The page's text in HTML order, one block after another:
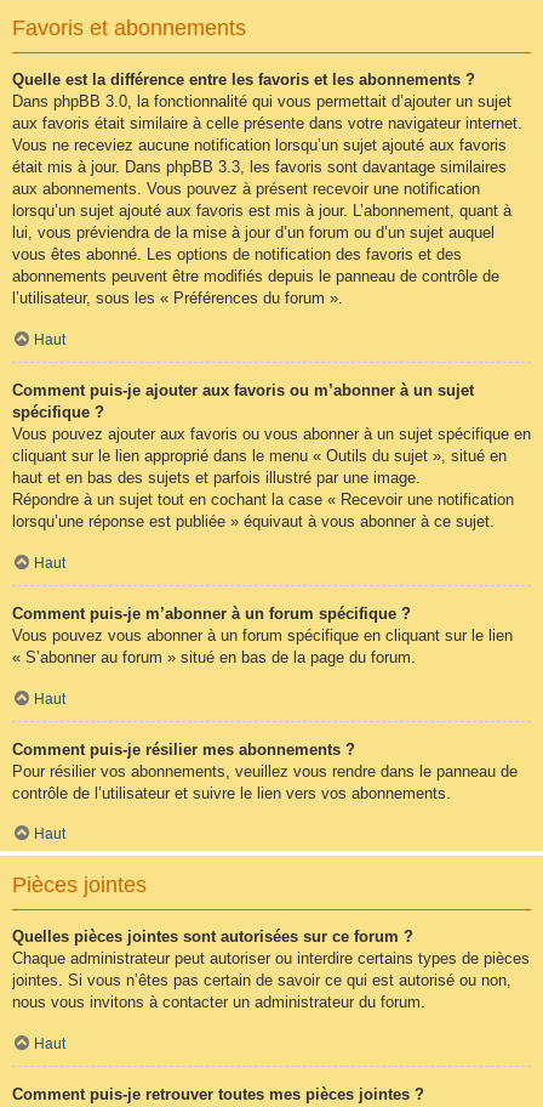
Favoris et abonnements
Quelle est la différence entre les favoris et les abonnements ?
Dans phpBB 3.0, la fonctionnalité qui vous permettait d’ajouter un sujet
aux favoris était similaire à celle présente dans votre navigateur internet.
Vous ne receviez aucune notification lorsqu’un sujet ajouté aux favoris
était mis à jour. Dans phpBB 3.3, les favoris sont davantage similaires
aux abonnements. Vous pouvez à présent recevoir une notification
lorsqu’un sujet ajouté aux favoris est mis à jour. L’abonnement, quant à
lui, vous préviendra de la mise à jour d’un forum ou d’un sujet auquel
vous êtes abonné. Les options de notification des favoris et des
abonnements peuvent être modifiés depuis le panneau de contrôle de
l’utilisateur, sous les « Préférences du forum ».
Haut
Comment puis-je ajouter aux favoris ou m’abonner à un sujet
spécifique ?
Vous pouvez ajouter aux favoris ou vous abonner à un sujet spécifique en
cliquant sur le lien approprié dans le menu « Outils du sujet », situé en
haut et en bas des sujets et parfois illustré par une image.
Répondre à un sujet tout en cochant la case « Recevoir une notification
lorsqu’une réponse est publiée » équivaut à vous abonner à ce sujet.
Haut
Comment puis-je m’abonner à un forum spécifique ?
Vous pouvez vous abonner à un forum spécifique en cliquant sur le lien
« S’abonner au forum » situé en bas de la page du forum.
Haut
Comment puis-je résilier mes abonnements ?
Pour résilier vos abonnements, veuillez vous rendre dans le panneau de
contrôle de l’utilisateur et suivre le lien vers vos abonnements.
Haut
Pièces jointes
Quelles pièces jointes sont autorisées sur ce forum ?
Chaque administrateur peut autoriser ou interdire certains types de pièces
jointes. Si vous n’êtes pas certain de savoir ce qui est autorisé ou non,
nous vous invitons à contacter un administrateur du forum.
Haut
Comment puis-je retrouver toutes mes pièces jointes ?